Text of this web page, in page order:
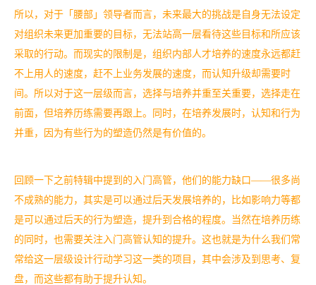
所以，对于「腰部」领导者而言，未来最大的挑战是自身无法设定
对组织未来更加重要的目标，无法站高一层看待这些目标和所应该
采取的行动。而现实的限制是，组织内部人才培养的速度永远都赶
不上用人的速度，赶不上业务发展的速度，而认知升级却需要时
间。所以对于这一层级而言，选择与培养并重至关重要，选择走在
前面，但培养历练需要再跟上。同时，在培养发展时，认知和行为
并重，因为有些行为的塑造仍然是有价值的。
回顾一下之前特辑中提到的入门高管，他们的能力缺口——很多尚
不成熟的能力，其实是可以通过后天发展培养的，比如影响力等都
是可以通过后天的行为塑造，提升到合格的程度。当然在培养历练
的同时，也需要关注入门高管认知的提升。这也就是为什么我们常
常给这一层级设计行动学习这一类的项目，其中会涉及到思考、复
盘，而这些都有助于提升认知。